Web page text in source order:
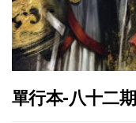
單行本-八十二期